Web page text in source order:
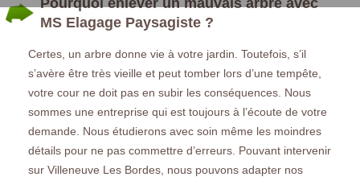
MS Elagage Paysagiste ?
Certes, un arbre donne vie à votre jardin. Toutefois, s’il
s’avère être très vieille et peut tomber lors d’une tempête,
votre cour ne doit pas en subir les conséquences. Nous
sommes une entreprise qui est toujours à l’écoute de votre
demande. Nous étudierons avec soin même les moindres
détails pour ne pas commettre d’erreurs. Pouvant intervenir
sur Villeneuve Les Bordes, nous pouvons adapter nos